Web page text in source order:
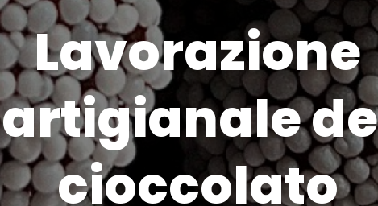
Lavorazione
artigianale
cioccolato